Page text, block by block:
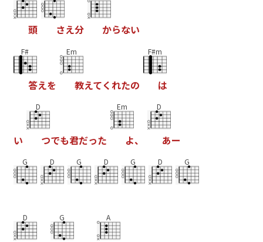
頭 さえ分 からない
F#
答えを
Em
教えてく れたの
F#m
は
い
D
つでも君だった
Em
よ、
D
あー
G D G D G D G
D G A